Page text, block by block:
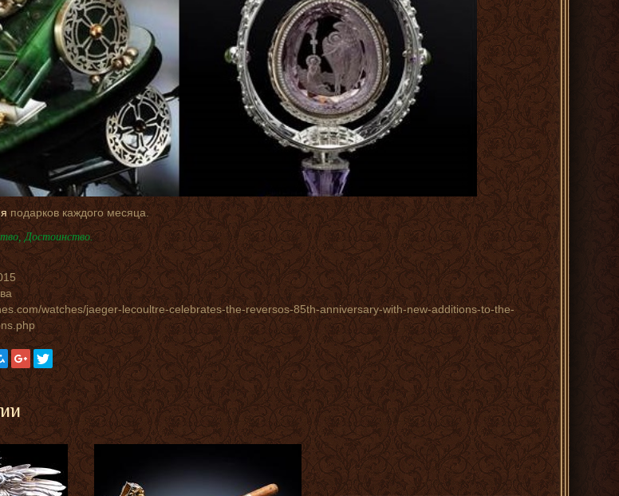
подарков каждого месяца.
Достоинство.
watches/jaeger-lecoultre-celebrates-the-reversos-85th-anniversary-with-new-additions-to-the-